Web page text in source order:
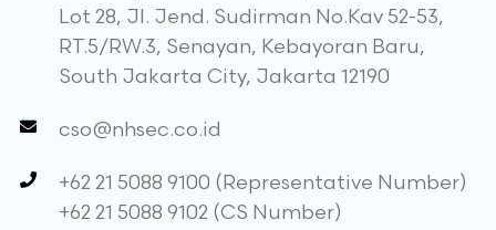
Lot 28, Jl. Jend. Sudirman No.Kav 52-53,
RT.5/RW.3, Senayan, Kebayoran Baru,
South Jakarta City, Jakarta 12190
cso@nhsec.co.id
+62 21 5088 9100 (Representative Number)
+62 21 5088 9102 (CS Number)